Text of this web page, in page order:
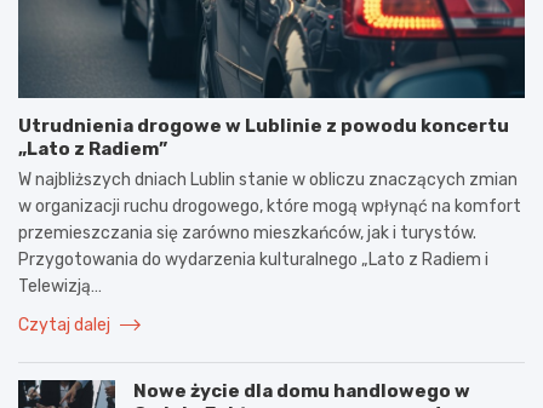
Utrudnienia drogowe w Lublinie z powodu koncertu
„Lato z Radiem”
W najbliższych dniach Lublin stanie w obliczu znaczących zmian
w organizacji ruchu drogowego, które mogą wpłynąć na komfort
przemieszczania się zarówno mieszkańców, jak i turystów.
Przygotowania do wydarzenia kulturalnego „Lato z Radiem i
Telewizją…
Czytaj dalej
Nowe życie dla domu handlowego w